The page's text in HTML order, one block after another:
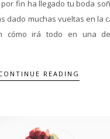
fin ha llegado tu boda
dado muchas vueltas en la
cómo irá todo en una
READING